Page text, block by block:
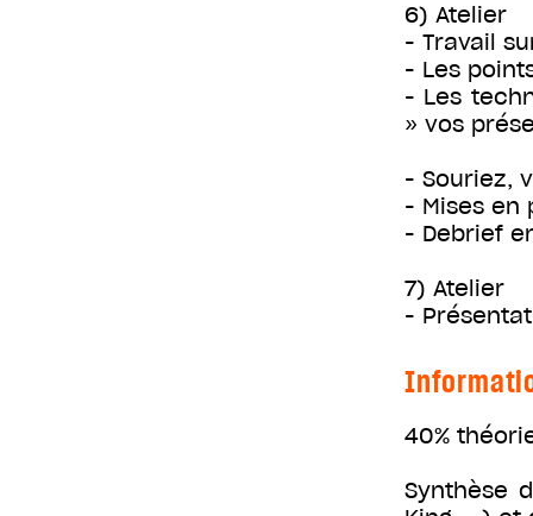
6) Atelier
- Travail
- Les
- Les
» vos
- Souriez,
- Mises en
- Debrief
7) Atelier
-
40%
Synthèse